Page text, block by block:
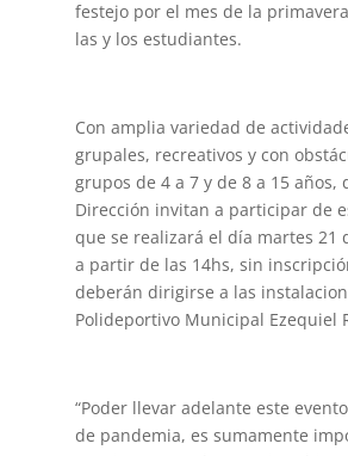
festejo por el mes de la
las y los estudiantes.
Con amplia variedad de
grupales, recreativos y con
grupos de 4 a 7 y de 8 a 15 años,
Dirección invitan a participar de
que se realizará el día martes 21
a partir de las 14hs, sin
deberán dirigirse a las
Polideportivo Municipal Ezequiel
“Poder llevar adelante este
de pandemia, es sumamente